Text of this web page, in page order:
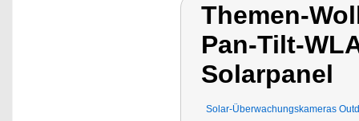
Themen-
Pan-Tilt-
Solarpanel
Solar-Überwachungskameras